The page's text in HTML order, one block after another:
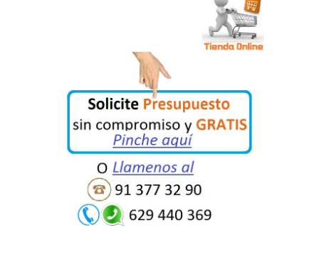
- Revestimiento de paramentos verticales con
- Revestimiento de fachadas con mortero monocapa.
- Revoco a la tirolesa en paredes y techos
- Falsos techos de escayola en
placas lisas o con dibujo.
- Falso techo desmontable de
placas aligeradas de cualquier
tipo, suspendido de perfilería semi-
oculta u oculta.
- Moldura perimetral o foseado de escayola en techos.